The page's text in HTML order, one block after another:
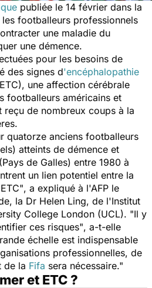
publiée le 14 février dans la
footballeurs professionnels
une maladie du
une démence.
pour les besoins de
des signes d'encéphalopathie
une affection cérébrale
footballeurs américains et
de nombreux coups à la
quatorze anciens footballeurs
atteints de démence et
de Galles) entre 1980 à
un lien potentiel entre la
, a expliqué à l'AFP le
la Dr Helen Ling, de l'Institut
College London (UCL). "Il y
ces risques", a-t-elle
échelle est indispensable
professionnelles, de
de la Fifa sera nécessaire."
et ETC ?